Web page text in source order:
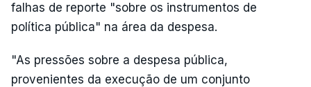
falhas de reporte "sobre os instrumentos de
política pública" na área da despesa.
"As pressões sobre a despesa pública,
provenientes da execução de um conjunto